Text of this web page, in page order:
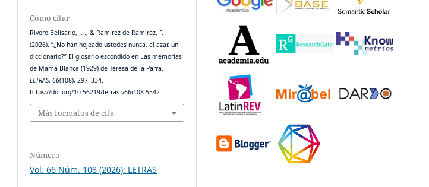
Cómo citar
Rivero Belisario, J. ., & Ramírez de Ramírez, F. .
(2026). “¿No han hojeado ustedes nunca, al azar, un
diccionario?” El glosario escondido en Las memorias
de Mamá Blanca (1929) de Teresa de la Parra.
LETRAS,66(108), 297–334.
https://doi.org/10.56219/letras.v66i108.5542
Más formatos de cita
Número
Vol. 66 Núm. 108 (2026): LETRAS